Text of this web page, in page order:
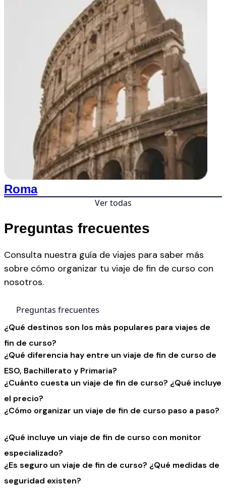
Roma
Ver todas
Preguntas frecuentes
Consulta nuestra guía de viajes para saber más
sobre cómo organizar tu viaje de fin de curso con
nosotros.
Preguntas frecuentes
¿Qué destinos son los más populares para viajes de
fin de curso?
¿Qué diferencia hay entre un viaje de fin de curso de
ESO, Bachillerato y Primaria?
¿Cuánto cuesta un viaje de fin de curso? ¿Qué incluye
el precio?
¿Cómo organizar un viaje de fin de curso paso a paso?
¿Qué incluye un viaje de fin de curso con monitor
especializado?
¿Es seguro un viaje de fin de curso? ¿Qué medidas de
seguridad existen?